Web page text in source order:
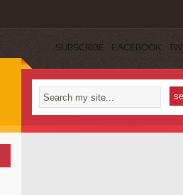
SUBSCRIBE FACEBOOK